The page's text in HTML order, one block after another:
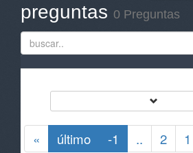
preguntas 0 Preguntas
« último -1 .. 2 1